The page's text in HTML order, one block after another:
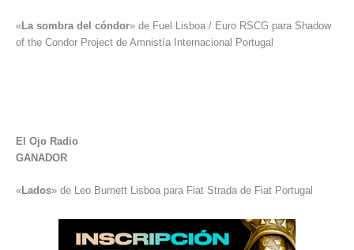
«La sombra del cóndor» de Fuel Lisboa / Euro RSCG para Shadow
of the Condor Project de Amnistía Internacional Portugal
El Ojo Radio
GANADOR
«Lados» de Leo Burnett Lisboa para Fiat Strada de Fiat Portugal